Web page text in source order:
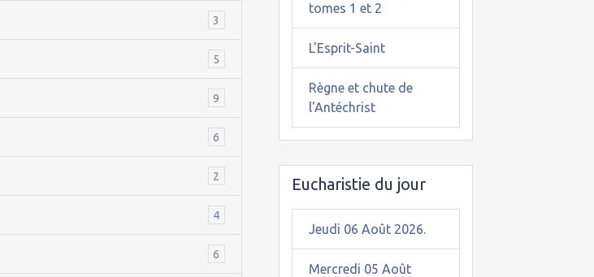
3
5
9
6
2
4
6
tomes 1 et 2
L'Esprit-Saint
Règne et chute de
l'Antéchrist
Eucharistie du jour
Jeudi 06 Août 2026.
Mercredi 05 Août